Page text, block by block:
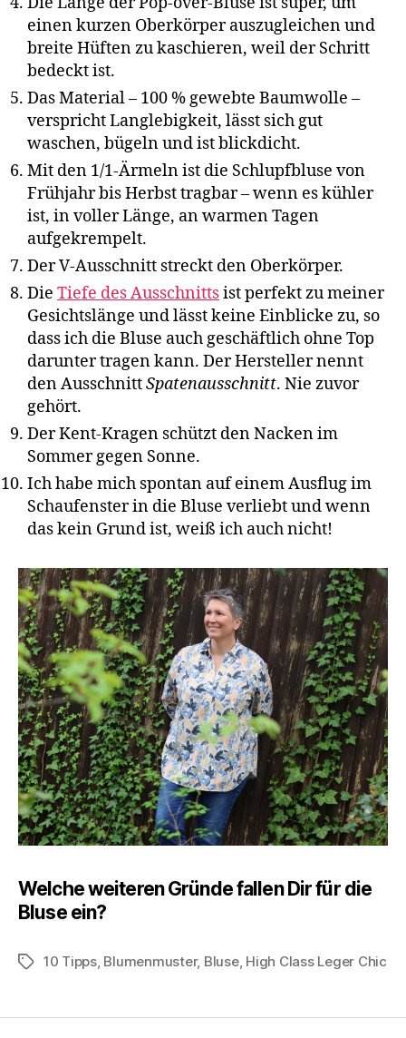
einen kurzen Oberkörper auszugleichen und
breite Hüften zu kaschieren, weil der Schritt
bedeckt ist.
Das Material – 100 % gewebte Baumwolle –
verspricht Langlebigkeit, lässt sich gut
waschen, bügeln und ist blickdicht.
Mit den 1/1-Ärmeln ist die Schlupfbluse von
Frühjahr bis Herbst tragbar – wenn es kühler
ist, in voller Länge, an warmen Tagen
aufgekrempelt.
Der V-Ausschnitt streckt den Oberkörper.
Die Tiefe des Ausschnittsist perfekt zu meiner
Gesichtslänge und lässt keine Einblicke zu, so
dass ich die Bluse auch geschäftlich ohne Top
darunter tragen kann. Der Hersteller nennt
den AusschnittSpatenausschnitt. Nie zuvor
gehört.
Der Kent-Kragen schützt den Nacken im
Sommer gegen Sonne.
Ich habe mich spontan auf einem Ausflug im
Schaufenster in die Bluse verliebt und wenn
das kein Grund ist, weiß ich auch nicht!
Welche weiteren Gründe fallen Dir für die
Bluse ein?
Schlagwörter
10 Tipps, Blumenmuster, Bluse, High Class Leger Chic